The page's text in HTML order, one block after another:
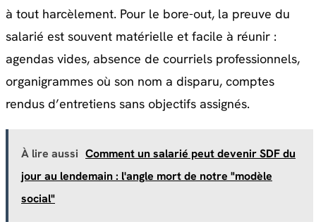
à tout harcèlement. Pour le bore-out, la preuve du
salarié est souvent matérielle et facile à réunir :
agendas vides, absence de courriels professionnels,
organigrammes où son nom a disparu, comptes
rendus d’entretiens sans objectifs assignés.
À lire aussi Comment un salarié peut devenir SDF du
jour au lendemain : l'angle mort de notre "modèle
social"